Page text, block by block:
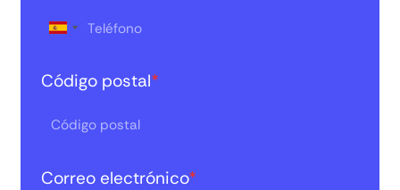
Código postal*
Correo electrónico*